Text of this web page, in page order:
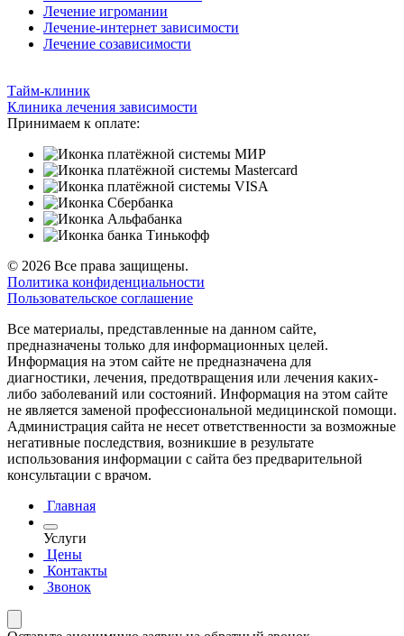
Лечение игромании
Лечение-интернет зависимости
Лечение созависимости
Тайм-клиник
Клиника лечения зависимости
Принимаем к оплате:
© 2026 Все права защищены.
Политика конфиденциальности
Пользовательское соглашение
Все материалы, представленные на данном сайте,
предназначены только для информационных целей.
Информация на этом сайте не предназначена для
диагностики, лечения, предотвращения или лечения каких-
либо заболеваний или состояний. Информация на этом сайте
не является заменой профессиональной медицинской помощи.
Администрация сайта не несет ответственности за возможные
негативные последствия, возникшие в результате
использования информации с сайта без предварительной
консультации с врачом.
Главная
Услуги
Цены
Контакты
Звонок